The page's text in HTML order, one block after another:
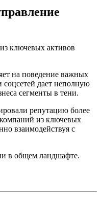
ключевых активов
на поведение важных
дает неполную
сегменты в тени.
репутацию более
из ключевых
взаимодействуя с
в общем ландшафте.